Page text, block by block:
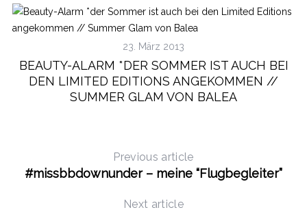
23. März 2013
BEAUTY-ALARM *DER SOMMER IST AUCH BEI
DEN LIMITED EDITIONS ANGEKOMMEN //
SUMMER GLAM VON BALEA
Previous article
#missbbdownunder – meine “Flugbegleiter”
Next article
e